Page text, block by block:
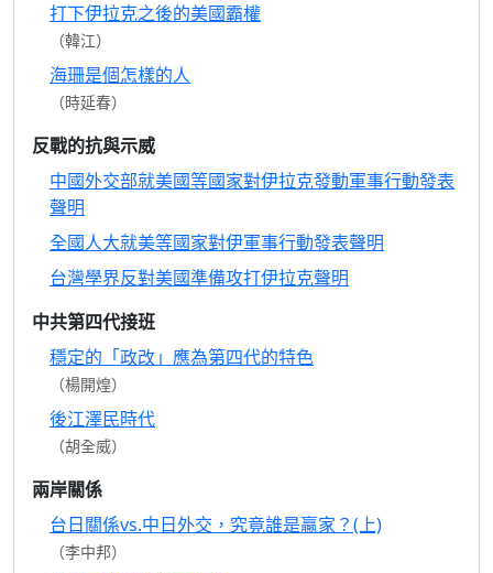
打下伊拉克之後的美國霸權
（韓江）
海珊是個怎樣的人
（時延春）
反戰的抗與示威
中國外交部就美國等國家對伊拉克發動軍事行動發表
聲明
全國人大就美等國家對伊軍事行動發表聲明
台灣學界反對美國準備攻打伊拉克聲明
中共第四代接班
穩定的「政改」應為第四代的特色
（楊開煌）
後江澤民時代
（胡全威）
兩岸關係
台日關係vs.中日外交，究竟誰是贏家？(上)
（李中邦）